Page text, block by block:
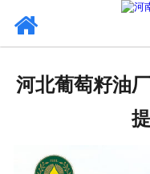
河北葡萄籽油